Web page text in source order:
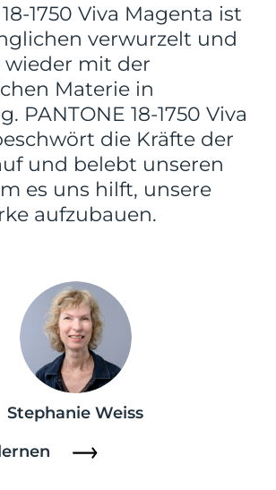
Stephanie Weiss
1750 Viva Magenta ist
verwurzelt und
mit der
Materie in
PANTONE 18-1750 Viva
die Kräfte der
und belebt unseren
es uns hilft, unsere
aufzubauen.